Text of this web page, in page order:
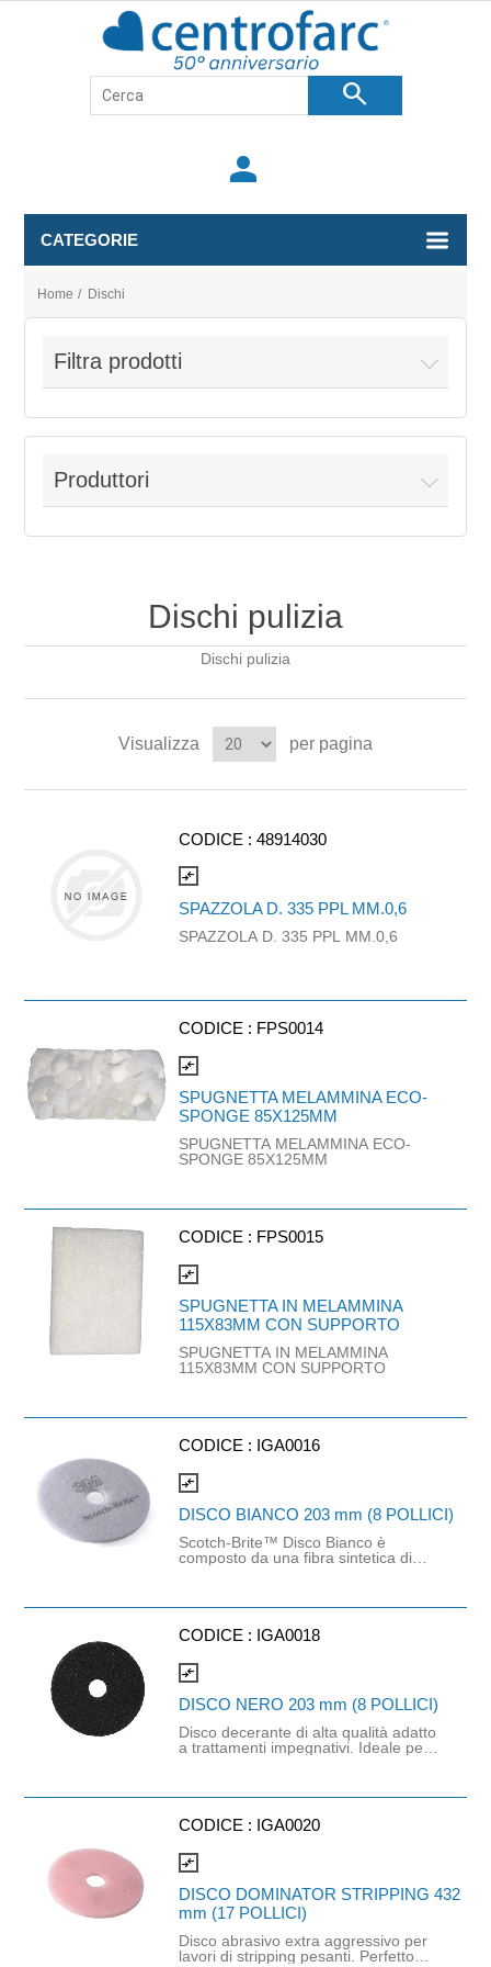
search
person
CATEGORIE
Home / Dischi
Filtra prodotti
Produttori
Dischi pulizia
Dischi pulizia
Visualizza per pagina
CODICE :48914030
compare_arrows
SPAZZOLA D. 335 PPL MM.0,6
SPAZZOLA D. 335 PPL MM.0,6
CODICE : FPS0014
compare_arrows
SPUGNETTA MELAMMINA ECO-
SPONGE 85X125MM
SPUGNETTA MELAMMINA ECO-
SPONGE 85X125MM
CODICE : FPS0015
compare_arrows
SPUGNETTA IN MELAMMINA
115X83MM CON SUPPORTO
SPUGNETTA IN MELAMMINA
115X83MM CON SUPPORTO
CODICE : IGA0016
compare_arrows
DISCO BIANCO 203 mm (8 POLLICI)
Scotch-Brite™ Disco Bianco è
composto da una fibra sintetica di
Indicato per la lucidatura a secco di
standard.
CODICE : IGA0018
compare_arrows
DISCO NERO 203 mm (8 POLLICI)
Disco decerante di alta qualità adatto
a trattamenti impegnativi. Ideale per
intenso su pavimenti duri resistenti
settore perché mantiene un'alta
d'uso.
CODICE : IGA0020
compare_arrows
DISCO DOMINATOR STRIPPING 432
mm (17 POLLICI)
Disco abrasivo extra aggressivo per
lavori di stripping pesanti. Perfetto